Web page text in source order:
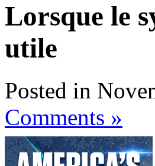
Lorsque le
utile
Posted in
Comments »